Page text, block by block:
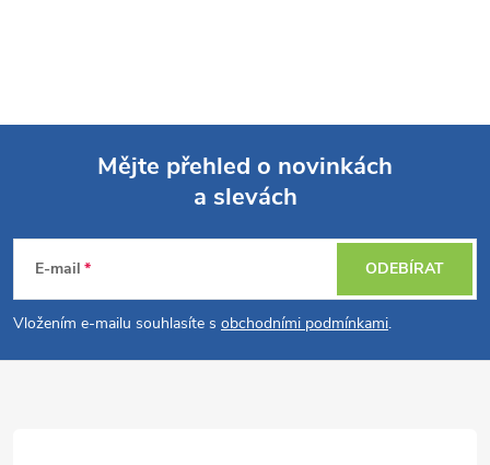
p
a
Mějte přehled o novinkách
a slevách
E-mail
Vložením e-mailu souhlasíte s obchodními podmínkami.
ODEBÍRAT